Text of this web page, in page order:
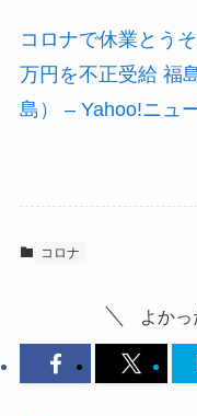
コロナで休業とう
万円を不正受給 福
島） – Yahoo!ニュ
コロナ
よかっ